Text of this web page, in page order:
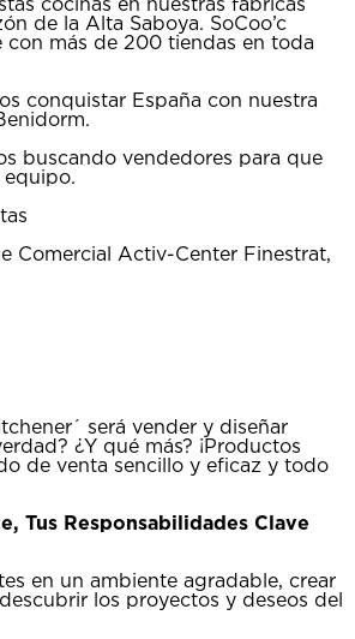
cocinas en nuestras fábricas
de la Alta Saboya. SoCoo’c
con más de 200 tiendas en toda
conquistar España con nuestra
buscando vendedores para que
equipo.
Comercial Activ-Center Finestrat,
será vender y diseñar
¿Y qué más? ¡Productos
de venta sencillo y eficaz y todo
Tus Responsabilidades Clave
en un ambiente agradable, crear
los proyectos y deseos del